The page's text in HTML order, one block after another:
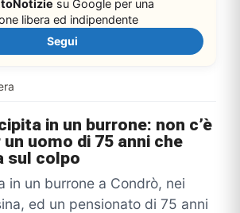
su Google per una
libera ed indipendente
Segui
in un burrone: non c’è
uomo di 75 anni che
sul colpo
in un burrone a Condrò, nei
ed un pensionato di 75 anni